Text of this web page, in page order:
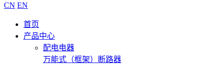
CN EN
首页
产品中心
配电电器
万能式（框架）断路器